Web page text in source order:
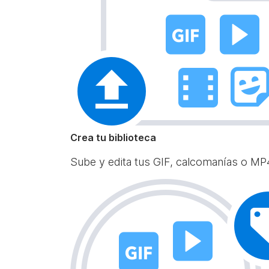
Crea tu biblioteca
Sube y edita tus GIF, calcomanías o